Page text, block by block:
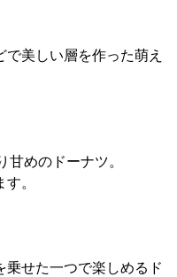
美しい層を作った萌え
甘めのドーナツ。
。
乗せた一つで楽しめるド